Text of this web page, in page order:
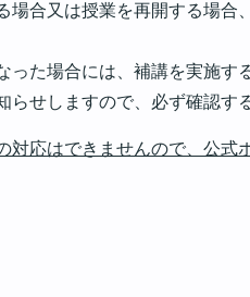
場合又は授業を再開する場合
った場合には、補講を実施す
らせしますので、必ず確認す
対応はできませんので、公式